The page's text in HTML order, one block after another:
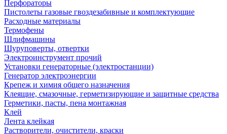
Перфораторы
Пистолеты газовые гвоздезабивные и комплектующие
Расходные материалы
Термофены
Шлифмашины
Шуруповерты, отвертки
Электроинструмент прочий
Установки генераторные (электростанции)
Генератор электроэнергии
Крепеж и химия общего назначения
Клеящие, смазочные, герметизирующие и защитные средства
Герметики, пасты, пена монтажная
Клей
Лента клейкая
Растворители, очистители, краски